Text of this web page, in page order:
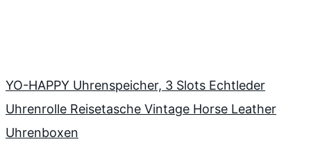
YO-HAPPY Uhrenspeicher, 3 Slots Echtleder
Uhrenrolle Reisetasche Vintage Horse Leather
Uhrenboxen